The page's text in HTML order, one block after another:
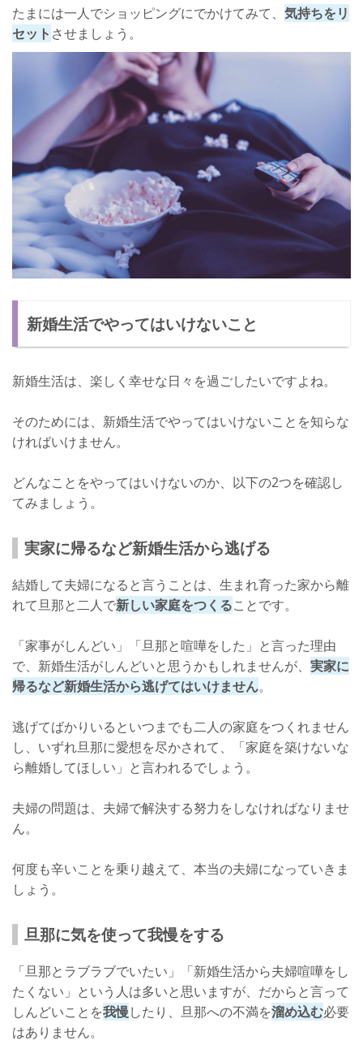
たまには一人でショッピングにでかけてみて、 気持ちをリ
セット させましょう。
新婚生活でやってはいけないこと
新婚生活は、楽しく幸せな日々を過ごしたいですよね。
そのためには、新婚生活でやってはいけないことを知らな
ければいけません。
どんなことをやってはいけないのか、以下の2つを確認し
てみましょう。
実家に帰るなど新婚生活から逃げる
結婚して夫婦になると言うことは、生まれ育った家から離
れて旦那と二人で新しい家庭をつくることです。
「家事がしんどい」「旦那と喧嘩をした」と言った理由
で、新婚生活がしんどいと思うかもしれませんが、 実家に
帰るなど新婚生活から逃げてはいけません。
逃げてばかりいるといつまでも二人の家庭をつくれません
し、いずれ旦那に愛想を尽かされて、「家庭を築けないな
ら離婚してほしい」と言われるでしょう。
夫婦の問題は、夫婦で解決する努力をしなければなりませ
ん。
何度も辛いことを乗り越えて、本当の夫婦になっていきま
しょう。
旦那に気を使って我慢をする
「旦那とラブラブでいたい」「新婚生活から夫婦喧嘩をし
たくない」という人は多いと思いますが、だからと言って
しんどいことを我慢したり、旦那への不満を溜め込む必要
はありません。